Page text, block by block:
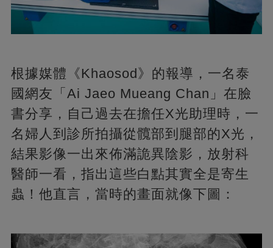
根據媒體《Khaosod》的報導，一名泰
國網友「Ai Jaeo Mueang Chan」在臉
書分享，自己過去在擔任X光助理時，一
名婦人到診所拍攝從髖部到腿部的X光，
結果影像一出來佈滿詭異陰影，放射科
醫師一看，指出這些白點其實全是寄生
蟲！他直言，當時的畫面就像下圖：